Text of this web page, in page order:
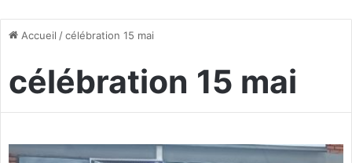
Accueil /célébration 15 mai
célébration 15 mai